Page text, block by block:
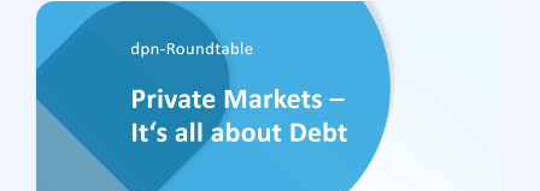
und stellt Chancen und Risiken einiger Core-Märkte
in Asien dar sowie deren historische Performance
in internationalen Portfolios.